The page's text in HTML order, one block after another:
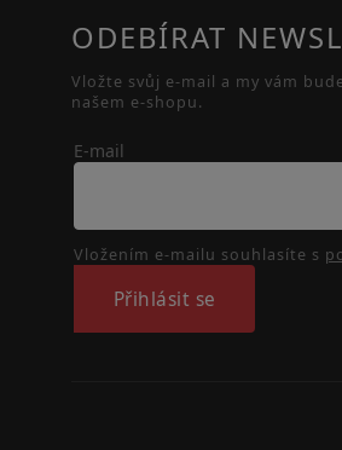
ODEBÍRAT
Vložte svůj e-mail a my vám
našem e-shopu.
E-mail
Vložením e-mailu souhlasíte s
Přihlásit se